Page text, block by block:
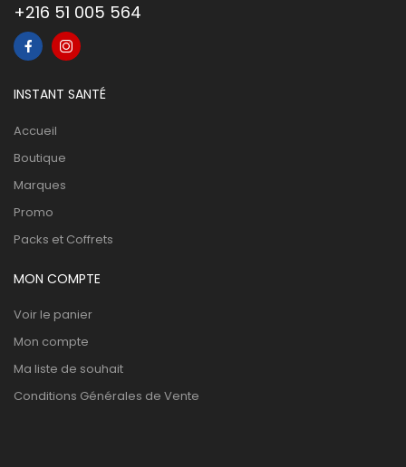
+216 51 005 564
INSTANT SANTÉ
Accueil
Boutique
Marques
Promo
Packs et Coffrets
MON COMPTE
Voir le panier
Mon compte
Ma liste de souhait
Conditions Générales de Vente